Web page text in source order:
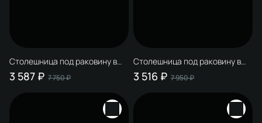
Столешница под раковину в
ванную STWORKI Монтре 120
белая, МДФ, с отверстием по
3 587 ₽ 7 750 ₽
Столешница под раковину в
ванную STWORKI Монтре 70
белый мрамор, МДФ, с
3 516 ₽ 7 950 ₽